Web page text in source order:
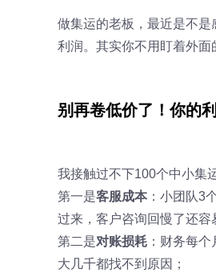
做集运的老板，最近是不
利润。其实你不用盯着外面
别再卷低价了！你的
我接触过不下100个中小集
第一是客服成本：小团队3
过来，客户咨询回慢了还容
第二是对账损耗 ：财务每
大几千都找不到原因；